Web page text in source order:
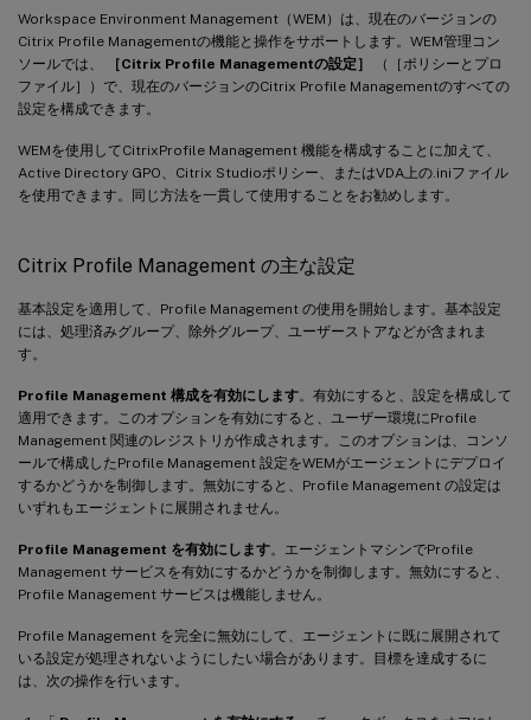
Workspace Environment Management（WEM）は、現在のバージョンの
Citrix Profile Managementの機能と操作をサポートします。WEM管理コン
ソールでは、
［Citrix Profile Managementの設定］
（［ポリシーとプロ
ファイル］）で、現在のバージョンのCitrix Profile Managementのすべての
設定を構成できます。
WEMを使用してCitrixProfile Management 機能を構成することに加えて、
Active Directory GPO、Citrix Studioポリシー、またはVDA上の.iniファイル
を使用できます。同じ方法を一貫して使用することをお勧めします。
Citrix Profile Management の主な設定
基本設定を適用して、Profile Management の使用を開始します。基本設定
には、処理済みグループ、除外グループ、ユーザーストアなどが含まれま
す。
Profile Management 構成を有効にします。有効にすると、設定を構成して
適用できます。このオプションを有効にすると、ユーザー環境にProfile
Management 関連のレジストリが作成されます。このオプションは、コンソ
ールで構成したProfile Management 設定をWEMがエージェントにデプロイ
するかどうかを制御します。無効にすると、Profile Management の設定は
いずれもエージェントに展開されません。
Profile Management を有効にします。エージェントマシンでProfile
Management サービスを有効にするかどうかを制御します。無効にすると、
Profile Management サービスは機能しません。
Profile Management を完全に無効にして、エージェントに既に展開されて
いる設定が処理されないようにしたい場合があります。目標を達成するに
は、次の操作を行います。